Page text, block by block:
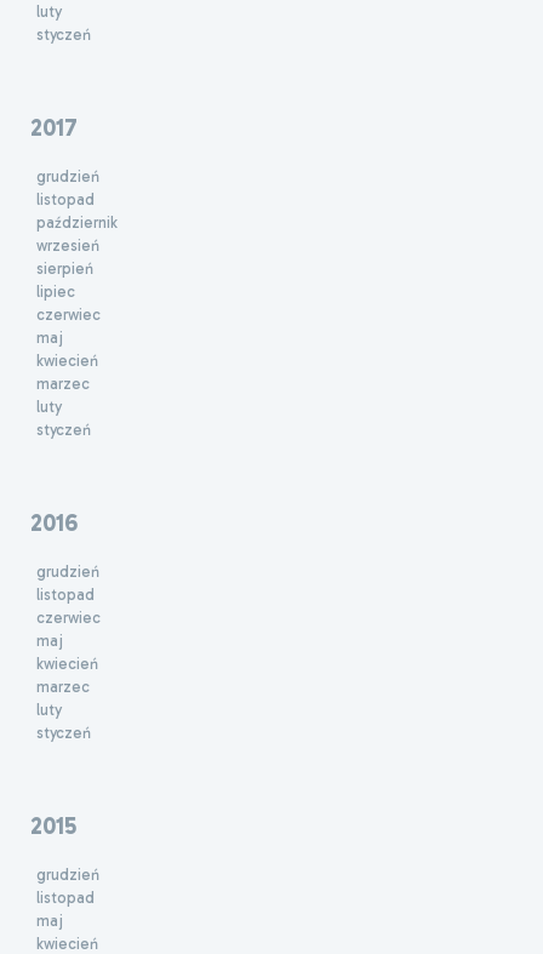
luty
styczeń
2017
grudzień
listopad
październik
wrzesień
sierpień
lipiec
czerwiec
maj
kwiecień
marzec
luty
styczeń
2016
grudzień
listopad
czerwiec
maj
kwiecień
marzec
luty
styczeń
2015
grudzień
listopad
maj
kwiecień